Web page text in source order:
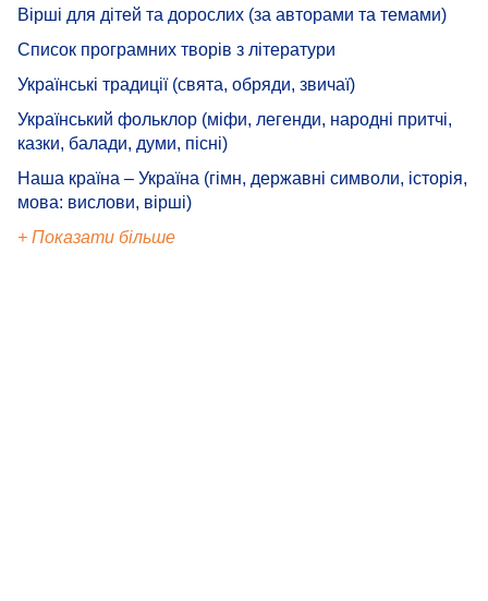
Вірші для дітей та дорослих (за авторами та темами)
Список програмних творів з літератури
Українські традиції (свята, обряди, звичаї)
Український фольклор (міфи, легенди, народні притчі,
казки, балади, думи, пісні)
Наша країна – Україна (гімн, державні символи, історія,
мова: вислови, вірші)
+ Показати більше